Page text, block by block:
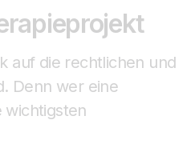
auf die rechtlichen und
Denn wer eine
wichtigsten